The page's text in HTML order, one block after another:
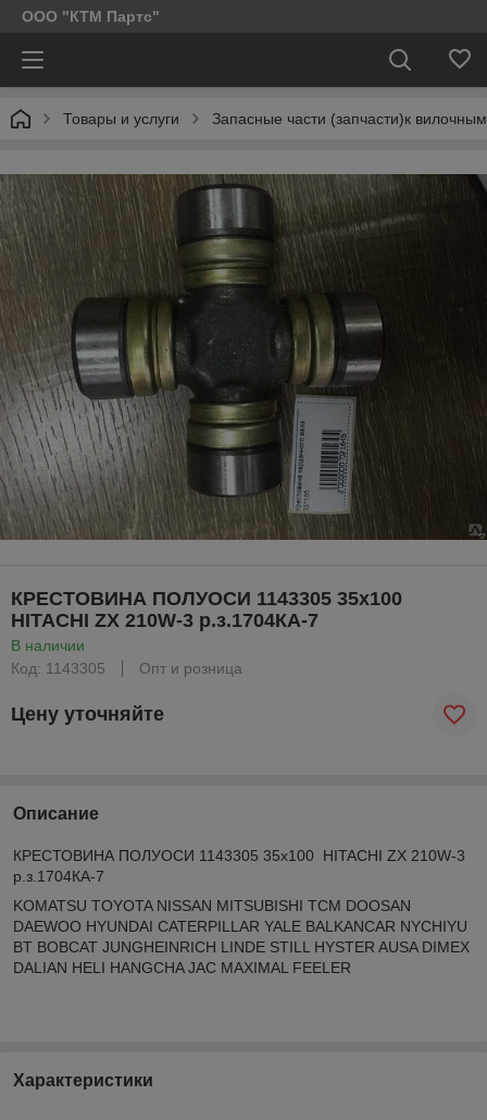
ООО "КТМ Партс"
Товары и услуги Запасные части (запчасти)к
КРЕСТОВИНА ПОЛУОСИ 1143305 35х100
HITACHI ZX 210W-3 р.з.1704КА-7
В наличии
Код: 1143305
Опт и розница
Цену уточняйте
Описание
КРЕСТОВИНА ПОЛУОСИ 1143305 35х100 HITACHI ZX 210W-3
р.з.1704КА-7
KOMATSU TOYOTA NISSAN MITSUBISHI TCM DOOSAN
DAEWOO HYUNDAI CATERPILLAR YALE BALKANCAR NYCHIYU
BT BOBCAT JUNGHEINRICH LINDE STILL HYSTER AUSA DIMEX
DALIAN HELI HANGCHA JAC MAXIMAL FEELER
Характеристики